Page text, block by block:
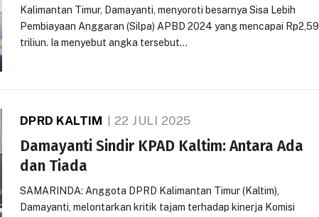
Kalimantan Timur, Damayanti, menyoroti besarnya Sisa Lebih
Pembiayaan Anggaran (Silpa) APBD 2024 yang mencapai Rp2,59
triliun. Ia menyebut angka tersebut…
DPRD KALTIM 22 JULI 2025
Damayanti Sindir KPAD Kaltim: Antara Ada
dan Tiada
SAMARINDA: Anggota DPRD Kalimantan Timur (Kaltim),
Damayanti, melontarkan kritik tajam terhadap kinerja Komisi